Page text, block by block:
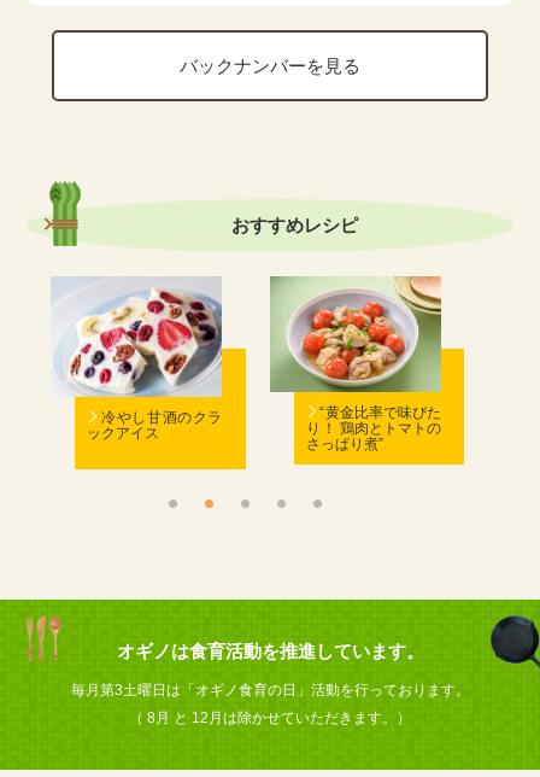
バックナンバーを見る
おすすめレシピ
冷やし甘酒のクラ
ックアイス
“黄金比率で味ぴた
り！ 鶏肉とトマトの
さっぱり煮”
オギノは食育活動を推進しています。
毎月第3土曜日は「オギノ食育の日」活動を行っております。
（ 8月 と 12月は除かせていただきます。）